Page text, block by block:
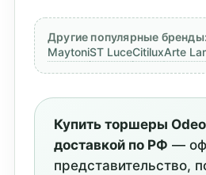
Другие популярные бренды:
MaytoniST LuceCitiluxArte
Купить торшеры
доставкой по РФ —
представительство,